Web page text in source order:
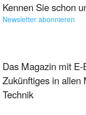
Kennen Sie schon
Newsletter abonnieren
Das Magazin mit
Zukünftiges in allen
Technik